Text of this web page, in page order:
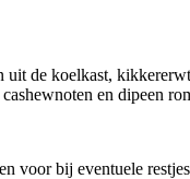
de koelkast,
en dipeen
voor bij eventuele